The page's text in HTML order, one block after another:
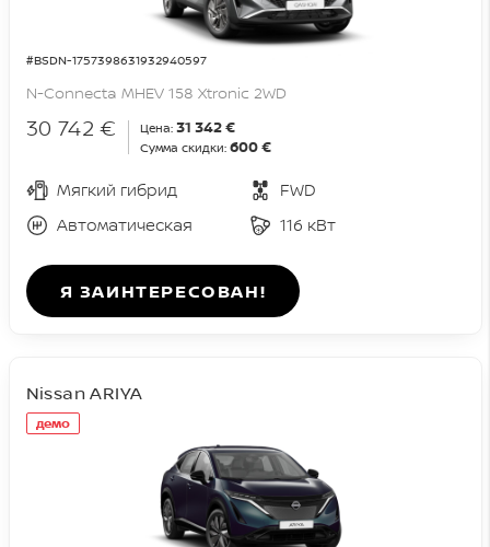
#BSDN-1757398631932940597
N-Connecta MHEV 158 Xtronic 2WD
30 742 € Цена: 31 342 €
Сумма скидки: 600 €
Мягкий гибрид
FWD
Автоматическая
116 кВт
Я ЗАИНТЕРЕСОВАН!
демо
Nissan ARIYA